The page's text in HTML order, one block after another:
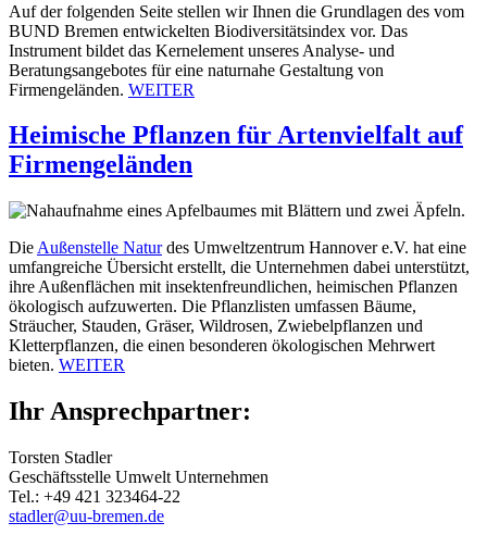
Auf der folgenden Seite stellen wir Ihnen die Grundlagen des vom
BUND Bremen entwickelten Biodiversitätsindex vor. Das
Instrument bildet das Kernelement unseres Analyse- und
Beratungsangebotes für eine naturnahe Gestaltung von
Firmengeländen. WEITER
Heimische Pflanzen für Artenvielfalt auf
Firmengeländen
Die Außenstelle Naturdes Umweltzentrum Hannover e.V. hat eine
umfangreiche Übersicht erstellt, die Unternehmen dabei unterstützt,
ihre Außenflächen mit insektenfreundlichen, heimischen Pflanzen
ökologisch aufzuwerten. Die Pflanzlisten umfassen Bäume,
Sträucher, Stauden, Gräser, Wildrosen, Zwiebelpflanzen und
Kletterpflanzen, die einen besonderen ökologischen Mehrwert
bieten. WEITER
Ihr Ansprechpartner:
Torsten Stadler
Geschäftsstelle Umwelt Unternehmen
Tel.: +49 421 323464-22
stadler@uu-bremen.de